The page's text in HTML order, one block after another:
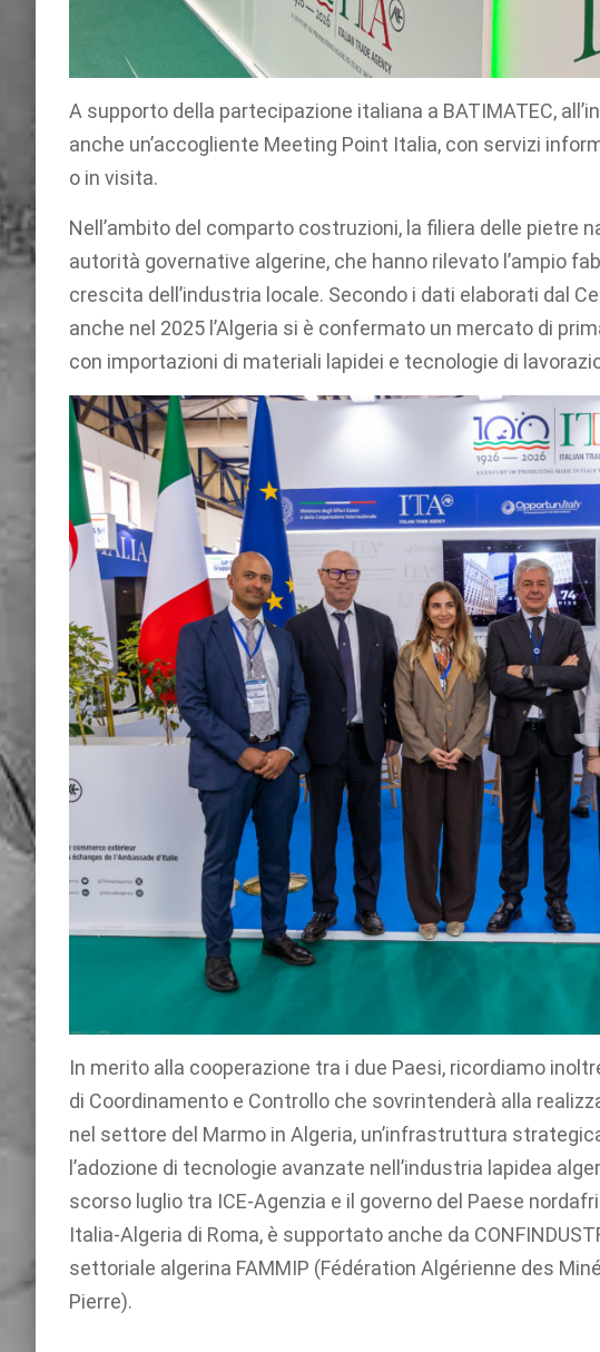
A supporto della partecipazione italiana a BATIMATEC,
anche un’accogliente Meeting Point Italia, con servizi
o in visita.
Nell’ambito del comparto costruzioni, la filiera delle pietre
autorità governative algerine, che hanno rilevato l’ampio
crescita dell’industria locale. Secondo i dati elaborati dal
anche nel 2025 l’Algeria si è confermato un mercato di
con importazioni di materiali lapidei e tecnologie di
In merito alla cooperazione tra i due Paesi, ricordiamo
di Coordinamento e Controllo che sovrintenderà alla
nel settore del Marmo in Algeria, un’infrastruttura
l’adozione di tecnologie avanzate nell’industria lapidea
scorso luglio tra ICE-Agenzia e il governo del Paese
Italia-Algeria di Roma, è supportato anche da
settoriale algerina FAMMIP (Fédération Algérienne des
Pierre).